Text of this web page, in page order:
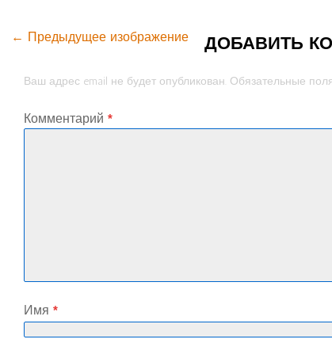
← Предыдущее изображение ДОБАВИТЬ
Ваш адрес email не будет опубликован. Обязательные
Комментарий*
Имя*